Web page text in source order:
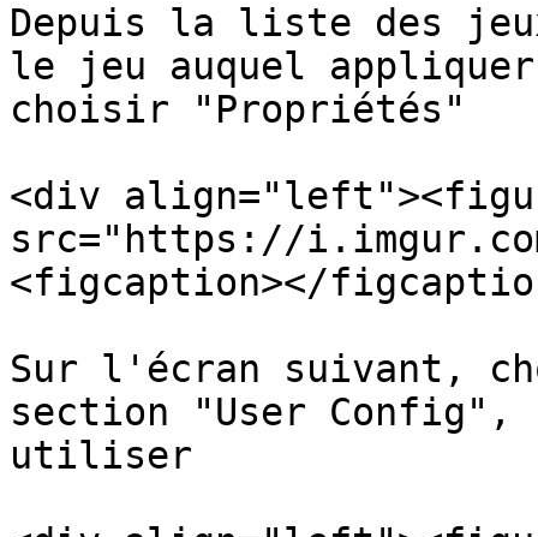
Depuis la liste des
le jeu auquel
choisir "Propriétés"
<div
src="https://
<figcaption></
Sur l'écran suivant,
section "User
utiliser